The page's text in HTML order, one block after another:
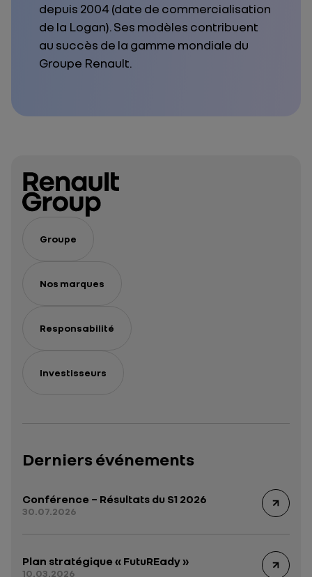
depuis 2004 (date de commercialisation
de la Logan). Ses modèles contribuent
au succès de la gamme mondiale du
Groupe Renault.
Groupe
Nos marques
Responsabilité
Investisseurs
Derniers événements
Conférence – Résultats du S1 2026
30.07.2026
Plan stratégique « FutuREady »
10.03.2026